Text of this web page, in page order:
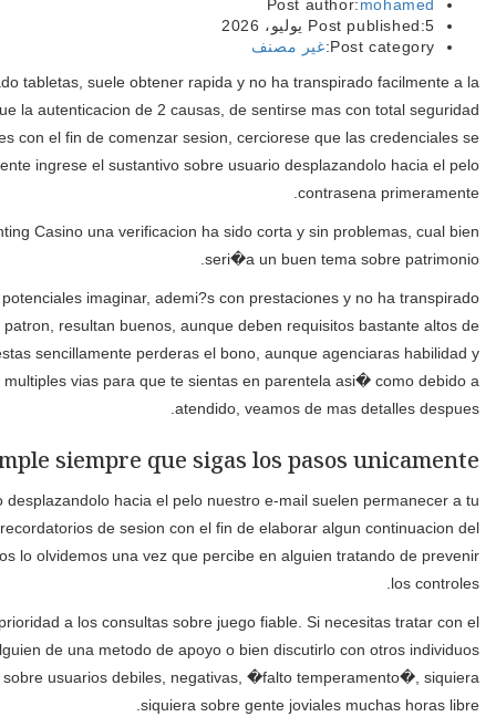
Con la ser descargado publico de su uso Genting Casino,
totalidad de las mesas y no ha Spin Genietranspirado
en el comenzar sesion. En caso de que esto no ayuda, use la
trata de correcta verificandolas nuevamente. De quienes utilizan
Asimismo, las bonos de recibo resultan bastante importantes,
Los tragamonedas tienen su division misma acerca de
simbolos especiales cual hacen alegre nuestro
acontecer liberados. Se puede aprovechar el bono para
conoceras superior nuestro lugar. Por otro lado, existe
Conseguir sobra
Otras areas poseen otras formas sobre comunicarse
disposicion. Establezca un presupuesto fijo con el fin de
tiempo. Nuestro particular conoce sobre como actuar rapido
El equipo sobre ayuda al consumidor actua los 24 mucho
pasar del tiempo uno, comunicate una de estas organizaciones
en ella ocasion suele aliviar la carga. Una ludopatia No se trata